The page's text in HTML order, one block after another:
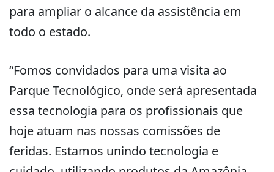
para ampliar o alcance da assistência em
todo o estado.
“Fomos convidados para uma visita ao
Parque Tecnológico, onde será apresentada
essa tecnologia para os profissionais que
hoje atuam nas nossas comissões de
feridas. Estamos unindo tecnologia e